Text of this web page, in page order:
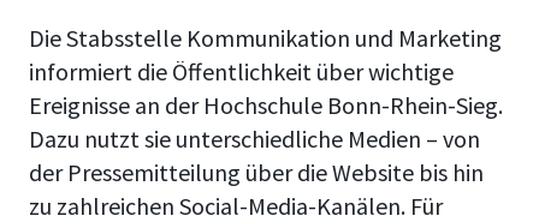
Die Stabsstelle Kommunikation und Marketing
informiert die Öffentlichkeit über wichtige
Ereignisse an der Hochschule Bonn-Rhein-Sieg.
Dazu nutzt sie unterschiedliche Medien – von
der Pressemitteilung über die Website bis hin
zu zahlreichen Social-Media-Kanälen. Für